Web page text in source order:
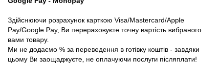
Здійснюючи розрахунок карткою Visa/Mastercard/Apple
Pay/Google Pay, Ви перераховуєте точну вартість вибраного
вами товару.
Ми не додаємо % за переведення в готівку коштів - завдяки
цьому Ви заощаджуєте, не оплачуючи послуги післяплати!